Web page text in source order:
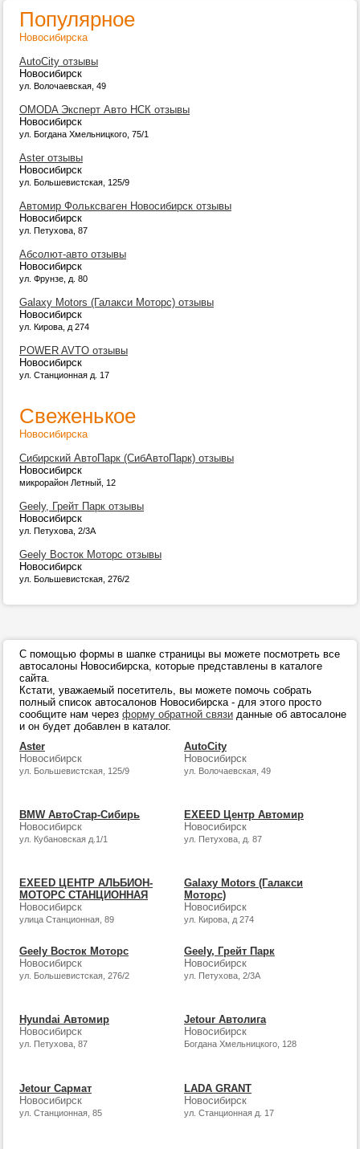
Популярное
Новосибирска
AutoCity отзывы
Новосибирск
ул. Волочаевская, 49
OMODA Эксперт Авто НСК отзывы
Новосибирск
ул. Богдана Хмельницкого, 75/1
Aster отзывы
Новосибирск
ул. Большевистская, 125/9
Автомир Фольксваген Новосибирск отзывы
Новосибирск
ул. Петухова, 87
Абсолют-авто отзывы
Новосибирск
ул. Фрунзе, д. 80
Galaxy Motors (Галакси Моторс) отзывы
Новосибирск
ул. Кирова, д 274
POWER AVTO отзывы
Новосибирск
ул. Станционная д. 17
Свеженькое
Новосибирска
Сибирский АвтоПарк (СибАвтоПарк) отзывы
Новосибирск
микрорайон Летный, 12
Geely, Грейт Парк отзывы
Новосибирск
ул. Петухова, 2/3А
Geely Восток Моторс отзывы
Новосибирск
ул. Большевистская, 276/2
С помощью формы в шапке страницы вы можете посмотреть все
автосалоны Новосибирска, которые представлены в каталоге
сайта.
Кстати, уважаемый посетитель, вы можете помочь собрать
полный список автосалонов Новосибирска - для этого просто
сообщите нам через форму обратной связи данные об автосалоне
и он будет добавлен в каталог.
Aster
Новосибирск
ул. Большевистская, 125/9
AutoCity
Новосибирск
ул. Волочаевская, 49
BMW АвтоСтар-Сибирь
Новосибирск
ул. Кубановская д.1/1
EXEED Центр Автомир
Новосибирск
ул. Петухова, д. 87
EXEED ЦЕНТР АЛЬБИОН-
МОТОРС СТАНЦИОННАЯ
Новосибирск
улица Станционная, 89
Galaxy Motors (Галакси
Моторс)
Новосибирск
ул. Кирова, д 274
Geely Восток Моторс
Новосибирск
ул. Большевистская, 276/2
Geely, Грейт Парк
Новосибирск
ул. Петухова, 2/3А
Hyundai Автомир
Новосибирск
ул. Петухова, 87
Jetour Автолига
Новосибирск
Богдана Хмельницкого, 128
Jetour Сармат
Новосибирск
ул. Станционная, 85
LADA GRANT
Новосибирск
ул. Станционная д. 17